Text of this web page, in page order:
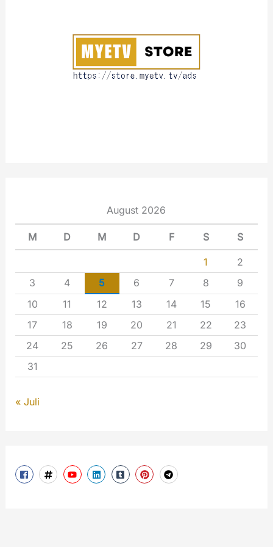
August 2026
M D M D F S S
1
2
3
4 5 6 7 8
9
10
11 12 13 14 15
16
17
18 19 20 21 22
23
24
25 26 27 28 29
30
31
« Juli